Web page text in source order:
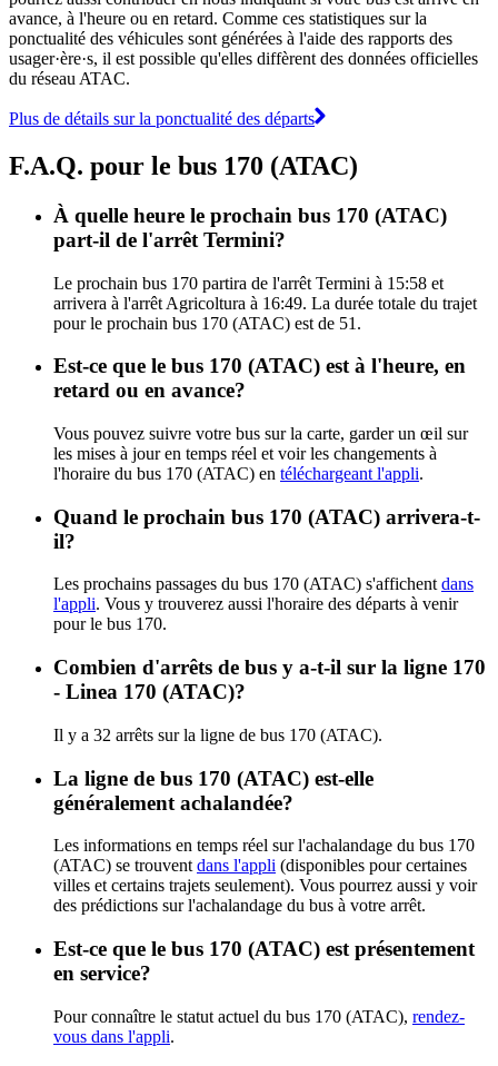
avance, à l'heure ou en retard. Comme ces statistiques sur la
ponctualité des véhicules sont générées à l'aide des rapports des
usager·ère·s, il est possible qu'elles diffèrent des données officielles
du réseau ATAC.
Plus de détails sur la ponctualité des départs
F.A.Q. pour le bus 170 (ATAC)
À quelle heure le prochain bus 170 (ATAC)
part-il de l'arrêt Termini?
Le prochain bus 170 partira de l'arrêt Termini à 15:58 et
arrivera à l'arrêt Agricoltura à 16:49. La durée totale du trajet
pour le prochain bus 170 (ATAC) est de 51.
Est-ce que le bus 170 (ATAC) est à l'heure, en
retard ou en avance?
Vous pouvez suivre votre bus sur la carte, garder un œil sur
les mises à jour en temps réel et voir les changements à
l'horaire du bus 170 (ATAC) en téléchargeant l'appli.
Quand le prochain bus 170 (ATAC) arrivera-t-
il?
Les prochains passages du bus 170 (ATAC) s'affichent dans
l'appli. Vous y trouverez aussi l'horaire des départs à venir
pour le bus 170.
Combien d'arrêts de bus y a-t-il sur la ligne 170
- Linea 170 (ATAC)?
Il y a 32 arrêts sur la ligne de bus 170 (ATAC).
La ligne de bus 170 (ATAC) est-elle
généralement achalandée?
Les informations en temps réel sur l'achalandage du bus 170
(ATAC) se trouvent dans l'appli (disponibles pour certaines
villes et certains trajets seulement). Vous pourrez aussi y voir
des prédictions sur l'achalandage du bus à votre arrêt.
Est-ce que le bus 170 (ATAC) est présentement
en service?
Pour connaître le statut actuel du bus 170 (ATAC), rendez-
vous dans l'appli.